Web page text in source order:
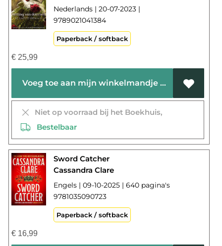
Nederlands | 20-07-2023 |
9789021041384
Paperback / softback
€25,99
Voeg toe aan mijn winkelmandje
Niet op voorraad bij het Boekhuis,
Bestelbaar
Sword Catcher
Cassandra Clare
Engels | 09-10-2025 | 640 pagina's
9781035090723
Paperback / softback
€16,99